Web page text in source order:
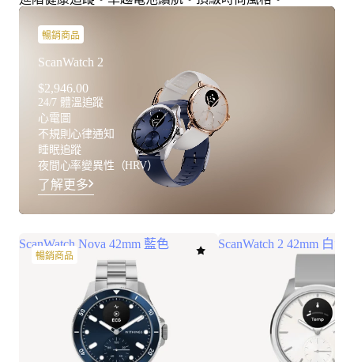
暢銷商品
ScanWatch 2
$2,946.00
24/7 體溫追蹤
心電圖
不規則心律通知
睡眠追蹤
夜間心率變異性（HRV）
了解更多
ScanWatch Nova 42mm 藍色
暢銷商品
ScanWatch 2 42mm 白色